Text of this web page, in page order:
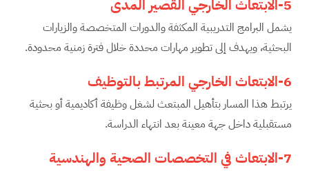
5-الابتعاث الخارجي القصير المدى
يشمل البرامج التدريبية المكثفة والدورات المتخصصة والزيارات
البحثية، ويهدف إلى تطوير مهارات محددة خلال فترة زمنية محدودة.
6-الابتعاث الخارجي المرتبط بالتوظيف
يرتبط هذا المسار بتأهيل المبتعث لشغل وظيفة أكاديمية أو بحثية
مستقبلية داخل جهة معينة بعد انتهاء الدراسة.
7-الابتعاث في التخصصات الصحية والهندسية